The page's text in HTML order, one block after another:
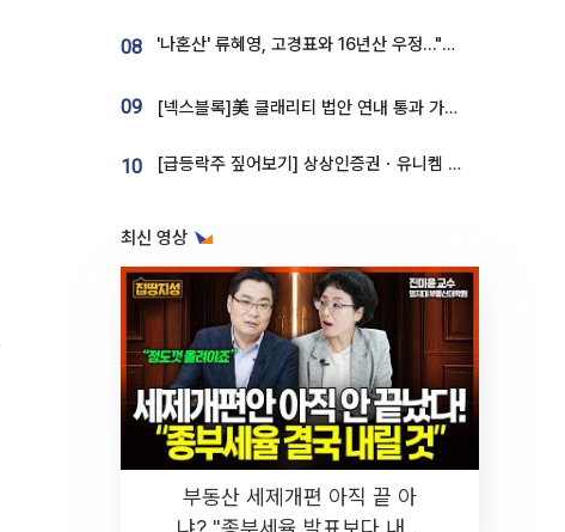
08 '나혼산' 류혜영, 고경표와 16년산 우정…"자취방서 부모님과 마주쳐"
09 [넥스블록]美 클래리티 법안 연내 통과 가능성 13%…상원 문턱서 제동
10 [급등락주 짚어보기] 상상인증권ㆍ유니켐 2연속, 본느 6연속 ‘상한가’⋯M&A 훈풍 분 증시
최신 영상
부동산 세제개편 아직 끝 아